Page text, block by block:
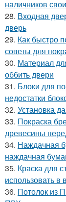
наличников
28. Входная
дверь
29. Как быстро
советы для
30. Материал
оббить двери
31. Блоки для
недостатки
32. Установка
33. Покраска
древесины
34. Наждачная
наждачная
35. Краска для
использовать в
36. Потолок из